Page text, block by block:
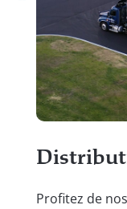
Profitez de